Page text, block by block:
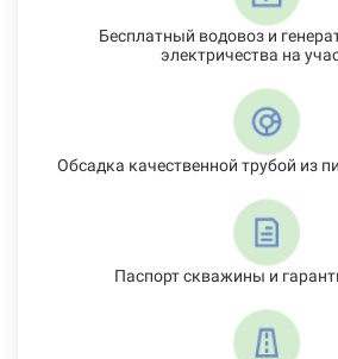
Бесплатный водовоз и
электричества на
Обсадка качественной трубой из
Паспорт скважины и